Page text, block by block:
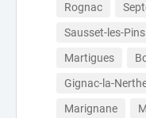
Rognac
Sausset-les-Pins
Martigues
Gignac-la-
Marignane